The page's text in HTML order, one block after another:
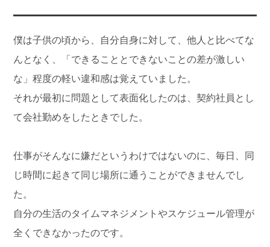
僕は子供の頃から、自分自身に対して、他人と比べてな
んとなく、「できることとできないことの差が激しい
な」程度の軽い違和感は覚えていました。
それが最初に問題として表面化したのは、契約社員とし
て会社勤めをしたときでした。
仕事がそんなに嫌だというわけではないのに、毎日、同
じ時間に起きて同じ場所に通うことができませんでし
た。
自分の生活のタイムマネジメントやスケジュール管理が
全くできなかったのです。